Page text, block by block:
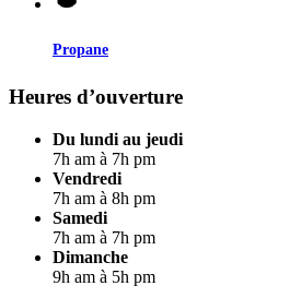
Propane
Heures d’ouverture
Du lundi au jeudi
7h am à 7h pm
Vendredi
7h am à 8h pm
Samedi
7h am à 7h pm
Dimanche
9h am à 5h pm